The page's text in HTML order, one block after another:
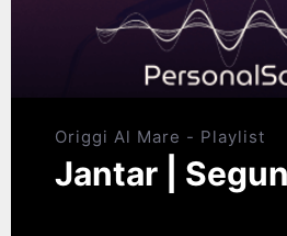
Origgi Al Mare - Playlist
Jantar |